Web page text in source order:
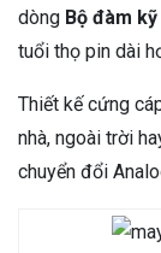
dòng Bộ đàm
tuổi thọ pin dài
Thiết kế cứng
nhà, ngoài trời
chuyển đổi